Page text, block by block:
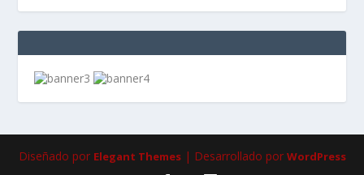
Diseñado por Elegant Themes| Desarrollado por WordPress